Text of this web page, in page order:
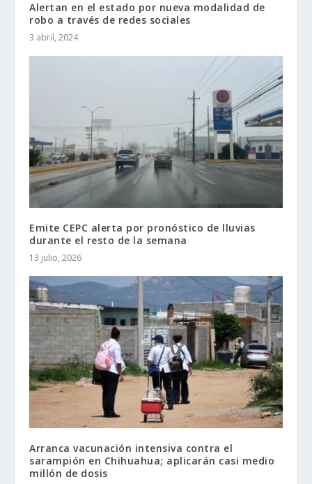
Alertan en el estado por nueva modalidad de
robo a través de redes sociales
3 abril, 2024
Emite CEPC alerta por pronóstico de lluvias
durante el resto de la semana
13 julio, 2026
Arranca vacunación intensiva contra el
sarampión en Chihuahua; aplicarán casi medio
millón de dosis